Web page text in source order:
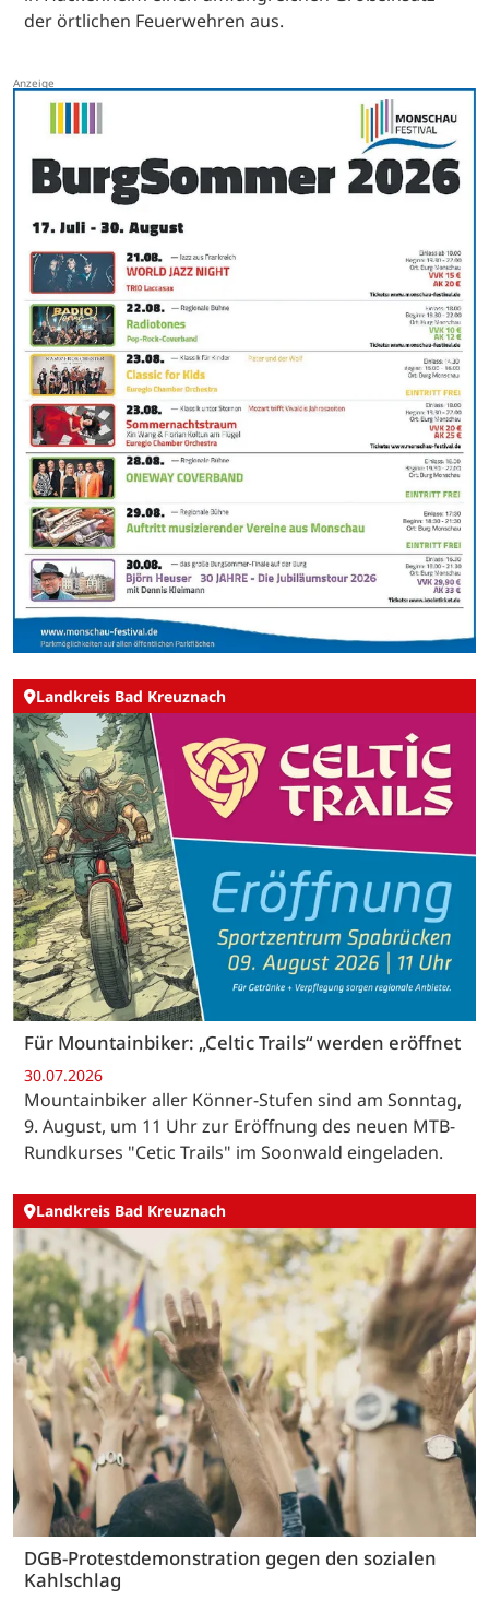
der örtlichen Feuerwehren aus.
Landkreis Bad Kreuznach
Für Mountainbiker: „Celtic Trails“ werden eröffnet
30.07.2026
Mountainbiker aller Könner-Stufen sind am Sonntag,
9. August, um 11 Uhr zur Eröffnung des neuen MTB-
Rundkurses "Cetic Trails" im Soonwald eingeladen.
Landkreis Bad Kreuznach
DGB-Protestdemonstration gegen den sozialen
Kahlschlag